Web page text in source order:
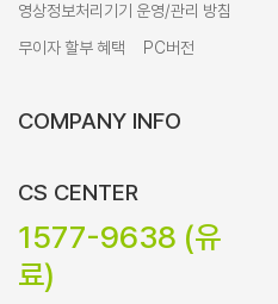
영상정보처리기기 운영/관리 방침
무이자 할부 혜택
PC버전
COMPANY INFO
CS CENTER
1577-9638 (유
료)